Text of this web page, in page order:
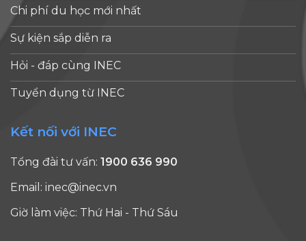
Chi phí du học mới nhất
Sự kiện sắp diễn ra
Hỏi - đáp cùng INEC
Tuyển dụng từ INEC
Kết nối với INEC
Tổng đài tư vấn: 1900 636 990
Email: inec@inec.vn
Giờ làm việc: Thứ Hai - Thứ Sáu